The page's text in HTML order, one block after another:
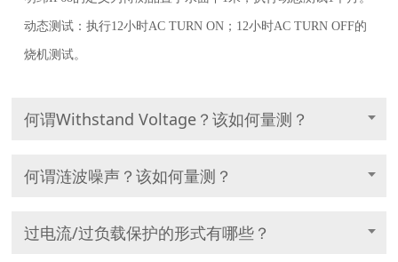
动态测试：执行12小时AC TURN ON；12小时AC TURN OFF的
烧机测试。
何谓Withstand Voltage？该如何量测？
何谓涟波噪声？该如何量测？
过电流/过负载保护的形式有哪些？